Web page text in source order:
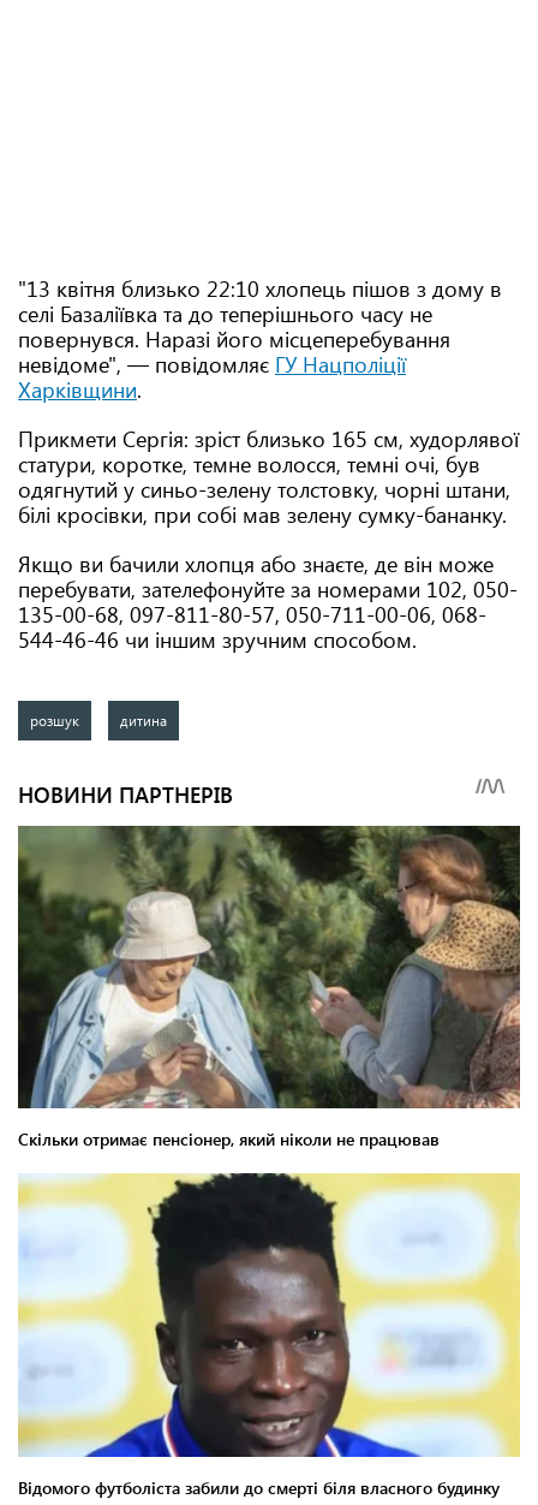
"13 квітня близько 22:10 хлопець пішов з дому в
селі Базаліївка та до теперішнього часу не
повернувся. Наразі його місцеперебування
невідоме", — повідомляє ГУ Нацполіції
Харківщини.
Прикмети Сергія: зріст близько 165 см, худорлявої
статури, коротке, темне волосся, темні очі, був
одягнутий у синьо-зелену толстовку, чорні штани,
білі кросівки, при собі мав зелену сумку-бананку.
Якщо ви бачили хлопця або знаєте, де він може
перебувати, зателефонуйте за номерами 102, 050-
135-00-68, 097-811-80-57, 050-711-00-06, 068-
544-46-46 чи іншим зручним способом.
розшук дитина